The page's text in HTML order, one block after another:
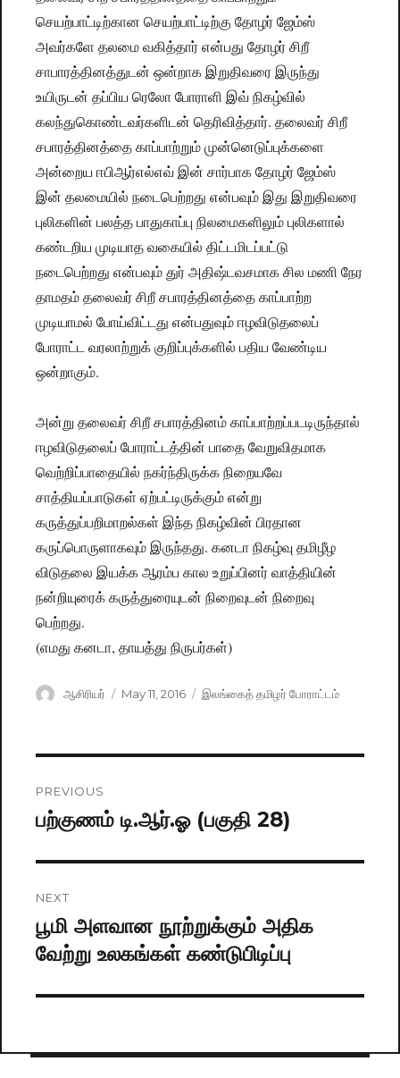
செயற்பாட்டிற்கான செயற்பாட்டிற்கு தோழர் ஜேம்ஸ்
அவர்களே தலமை வகித்தார் என்பது தோழர் சிறீ
சாபாரத்தினத்துடன் ஒன்றாக இறுதிவரை இருந்து
உயிருடன் தப்பிய ரெலோ போராளி இவ் நிகழ்வில்
கலந்துகொண்டவர்களிடன் தெரிவித்தார். தலைவர் சிறீ
சபாரத்தினத்தை காப்பாற்றும் முன்னெடுப்புக்களை
அன்றைய ஈபிஆர்எல்எவ் இன் சார்பாக தோழர் ஜேம்ஸ்
இன் தலமையில் நடைபெற்றது என்பவும் இது இறுதிவரை
புலிகளின் பலத்த பாதுகாப்பு நிலமைகளிலும் புலிகளால்
கண்டறிய முடியாத வகையில் திட்டமிடப்பட்டு
நடைபெற்றது என்பவும் துர் அதிஷ்டவசமாக சில மணி நேர
தாமதம் தலைவர் சிறீ சபாரத்தினத்தை காப்பாற்ற
முடியாமல் போய்விட்டது என்பதுவும் ஈழவிடுதலைப்
போராட்ட வரலாற்றுக் குறிப்புக்களில் பதிய வேண்டிய
ஒன்றாகும்.
அன்று தலைவர் சிறீ சபாரத்தினம் காப்பாற்றப்படடிருந்தால்
ஈழவிடுதலைப் போராட்டத்தின் பாதை வேறுவிதமாக
வெற்றிப்பாதையில் நகர்ந்திருக்க நிறையவே
சாத்தியப்பாடுகள் ஏற்பட்டிருக்கும் என்று
கருத்துப்பறிமாறல்கள் இந்த நிகழ்வின் பிரதான
கருப்பொருளாகவும் இருந்தது. கனடா நிகழ்வு தமிழீழ
விடுதலை இயக்க ஆரம்ப கால உறுப்பினர் வாத்தியின்
நன்றியுரைக் கருத்துரையுடன் நிறைவுடன் நிறைவு
பெற்றது.
(எமது கனடா, தாயத்து நிருபர்கள்)
Author
ஆசிரியர்
Posted
May 11, 2016 Categories
இலங்கைத் தமிழர் போராட்டம்
navigation
PREVIOUS
Previous
பற்குணம் டி.ஆர்.ஓ (பகுதி 28)
NEXT
Next
post:
பூமி அளவான நூற்றுக்கும் அதிக
வேற்று உலகங்கள் கண்டுபிடிப்பு